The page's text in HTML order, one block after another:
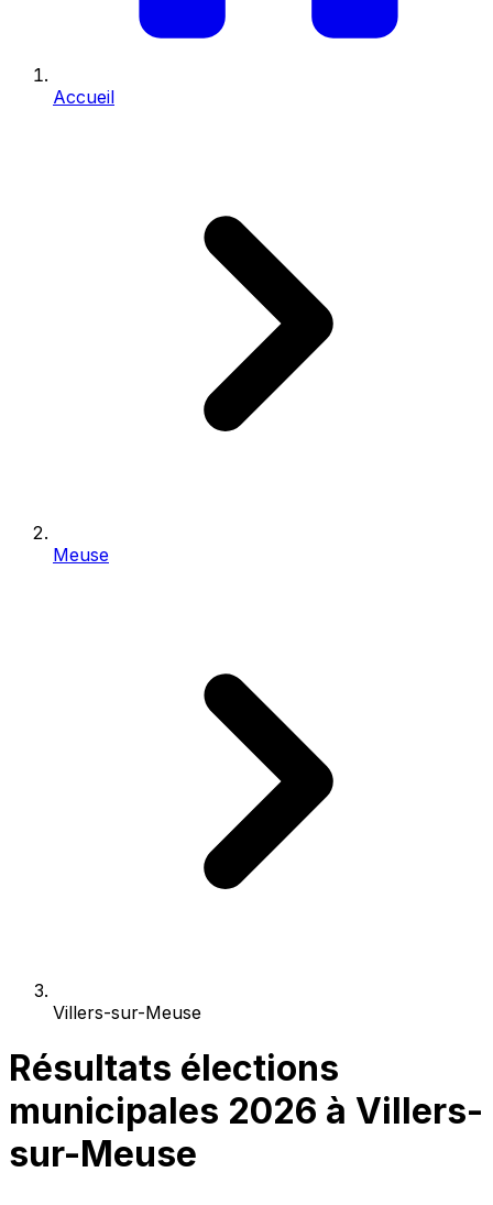
Accueil
Meuse
Villers-sur-Meuse
Résultats élections
municipales 2026 à Villers-
sur-Meuse